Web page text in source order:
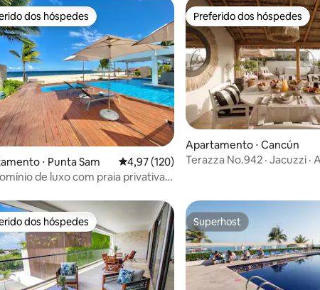
média de 5, 276 avaliações
dos hóspedes
dos hóspedes
⋅ Punta Sam 4,97 de uma avaliação média de 5, 120
4,97 (120)
de luxo com praia privativa e
Preferido dos hóspedes
Preferido dos hóspedes
Apartamento ⋅ Cancún
Terazza No.942 · Jacuzzi
dos hóspedes
dos hóspedes Superhost
Superhost